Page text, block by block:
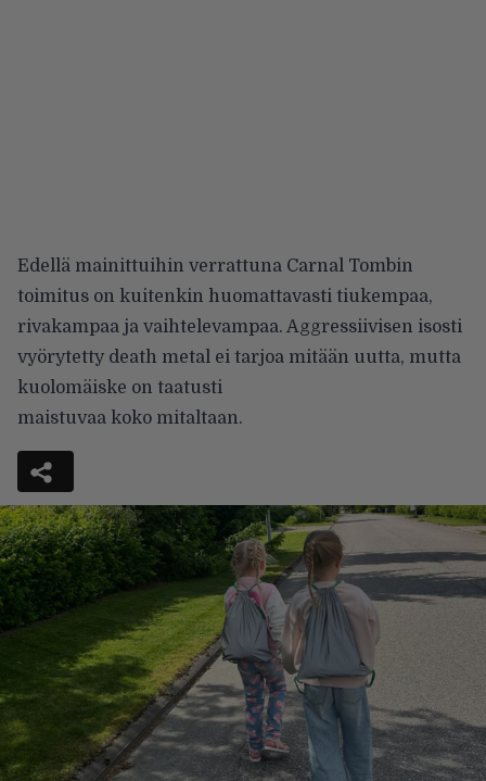
Edellä mainittuihin verrattuna Carnal Tombin
toimitus on kuitenkin huomattavasti tiukempaa,
rivakampaa ja vaihtelevampaa. Aggressiivisen isosti
vyörytetty death metal ei tarjoa mitään uutta, mutta
kuolomäiske on taatusti
maistuvaa koko mitaltaan.